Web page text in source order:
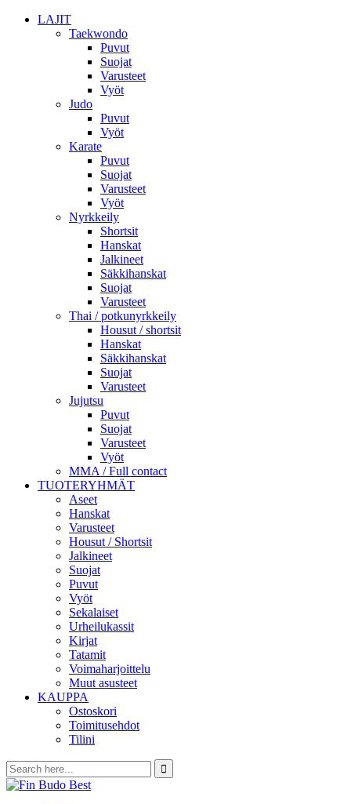
LAJIT
Taekwondo
Puvut
Suojat
Varusteet
Vyöt
Judo
Puvut
Vyöt
Karate
Puvut
Suojat
Varusteet
Vyöt
Nyrkkeily
Shortsit
Hanskat
Jalkineet
Säkkihanskat
Suojat
Varusteet
Thai / potkunyrkkeily
Housut / shortsit
Hanskat
Säkkihanskat
Suojat
Varusteet
Jujutsu
Puvut
Suojat
Varusteet
Vyöt
MMA / Full contact
TUOTERYHMÄT
Aseet
Hanskat
Varusteet
Housut / Shortsit
Jalkineet
Suojat
Puvut
Vyöt
Sekalaiset
Urheilukassit
Kirjat
Tatamit
Voimaharjoittelu
Muut asusteet
KAUPPA
Ostoskori
Toimitusehdot
Tilini